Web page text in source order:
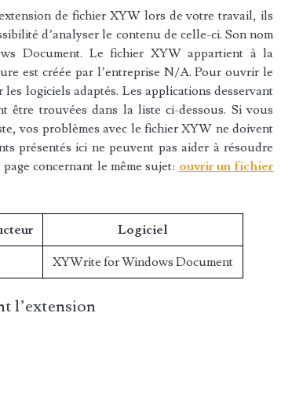
de fichier XYW lors de votre travail, ils
d’analyser le contenu de celle-ci. Son nom
Document. Le fichier XYW appartient à la
est créée par l’entreprise N/A. Pour ouvrir le
logiciels adaptés. Les applications desservant
être trouvées dans la liste ci-dessous. Si vous
vos problèmes avec le fichier XYW ne doivent
présentés ici ne peuvent pas aider à résoudre
concernant le même sujet: ouvrir un fichier
Logiciel
XYWrite for Windows Document
l’extension